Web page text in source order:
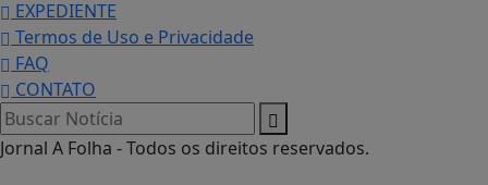
EXPEDIENTE
Termos de Uso e Privacidade
FAQ
CONTATO
Jornal A Folha - Todos os direitos reservados.